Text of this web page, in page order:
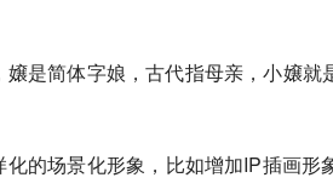
是简体字娘，古代指母亲，小嬢就
的场景化形象，比如增加IP插画形